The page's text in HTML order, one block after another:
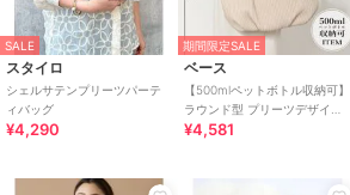
SALE
スタイロ
シェルサテンプリーツパーテ
ィバッグ
¥4,290
期間限定SALE
ベース
【500mlペットボトル収納可】
ラウンド型 プリーツデザイン
トートバッグ
¥4,581